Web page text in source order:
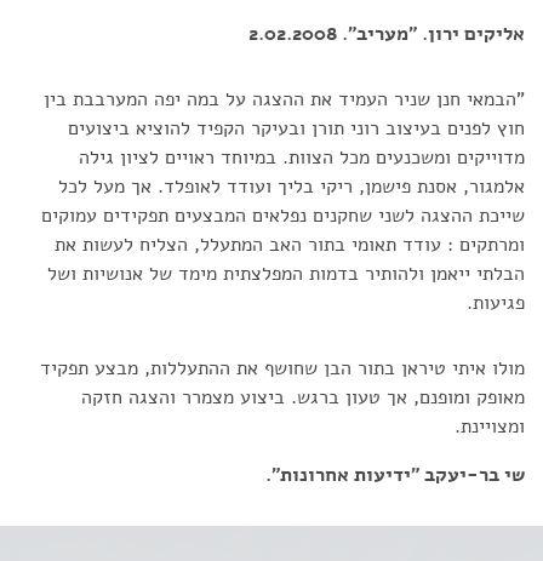
אליקים ירון. "מעריב". 2.02.2008
"הבמאי חנן שניר העמיד את ההצגה על במה יפה המערבבת בין
חוץ לפנים בעיצוב רוני תורן ובעיקר הקפיד להוציא ביצועים
מדוייקים ומשכנעים מכל הצוות. במיוחד ראויים לציון גילה
אלמגור, אסנת פישמן, ריקי בליך ועודד לאופלד. אך מעל לכל
שייכת ההצגה לשני שחקנים נפלאים המבצעים תפקידים עמוקים
ומרתקים : עודד תאומי בתור האב המתעלל, הצליח לעשות את
הבלתי ייאמן ולהותיר בדמות המפלצתית מימד של אנושיות ושל
פגיעות.
מולו איתי טיראן בתור הבן שחושף את ההתעללות, מבצע תפקיד
מאופק ומופנם, אך טעון ברגש. ביצוע מצמרר והצגה חזקה
ומצויינת.
שי בר-יעקב "ידיעות אחרונות".